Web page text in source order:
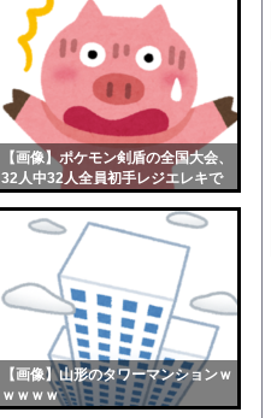
【画像】ポケモン剣盾の全国大会、
32人中32人全員初手レジエレキで
【画像】山形のタワーマンションｗ
ｗｗｗｗ